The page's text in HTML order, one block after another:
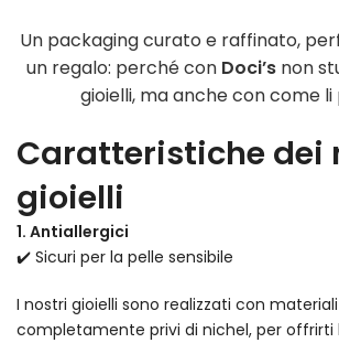
Un packaging curato e raffinato,
un regalo: perché con Doci’snon
gioielli, ma anche con come li
Caratteristiche dei
gioielli
1. Antiallergici
✔️ Sicuri per la pelle sensibile
I nostri gioielli sono realizzati con
completamente privi di nichel, per offrirti